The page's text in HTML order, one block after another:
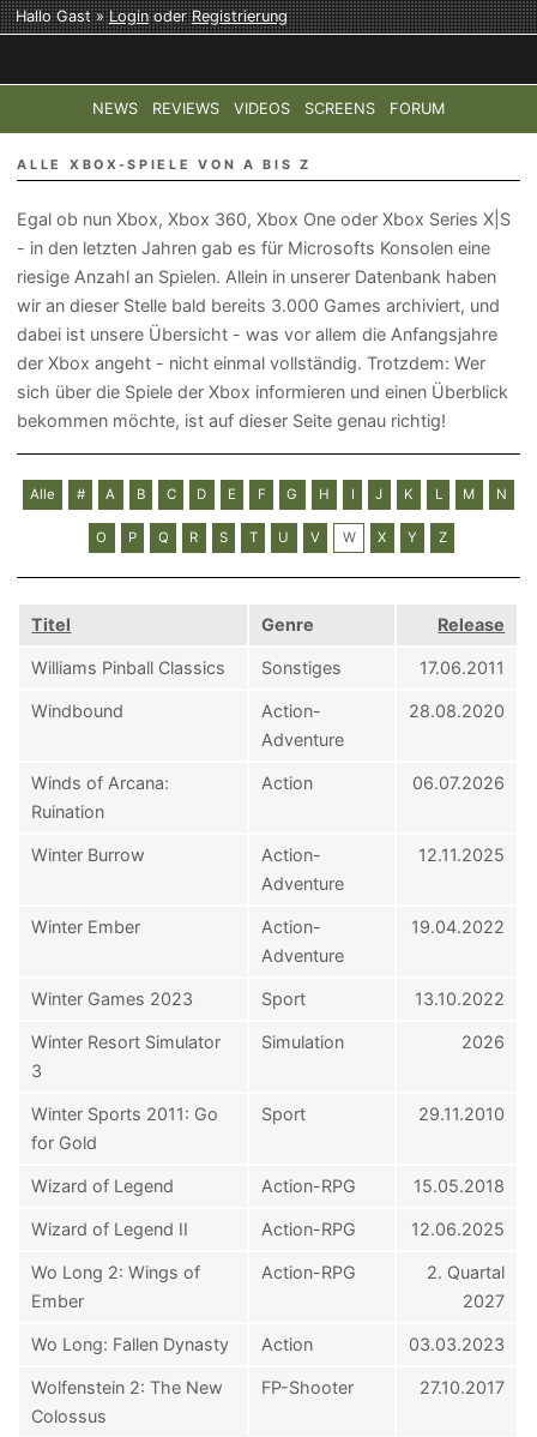
Hallo Gast »LoginoderRegistrierung
NEWS REVIEWS VIDEOS SCREENS FORUM
TOP-THEMEN: COD: MODERN WARFARE 4 HALO:
ALLE XBOX-SPIELE VON A BIS Z
Egal ob nun Xbox, Xbox 360, Xbox One oder Xbox Series X|S
- in den letzten Jahren gab es für Microsofts Konsolen eine
riesige Anzahl an Spielen. Allein in unserer Datenbank haben
wir an dieser Stelle bald bereits 3.000 Games archiviert, und
dabei ist unsere Übersicht - was vor allem die Anfangsjahre
der Xbox angeht - nicht einmal vollständig. Trotzdem: Wer
sich über die Spiele der Xbox informieren und einen Überblick
bekommen möchte, ist auf dieser Seite genau richtig!
Alle # A B C D E F G H I J K L M N
O P Q R S T U V W X Y Z
Titel Genre Release
Williams Pinball Classics Sonstiges 17.06.2011
Windbound
Action-
Adventure
28.08.2020
Winds of Arcana:
Ruination
Action 06.07.2026
Winter Burrow
Action-
Adventure
12.11.2025
Winter Ember
Action-
Adventure
19.04.2022
Winter Games 2023 Sport 13.10.2022
Winter Resort Simulator
3
Simulation 2026
Winter Sports 2011: Go
for Gold
Sport 29.11.2010
Wizard of Legend Action-RPG 15.05.2018
Wizard of Legend II Action-RPG 12.06.2025
Wo Long 2: Wings of
Ember
Action-RPG
2. Quartal
2027
Wo Long: Fallen Dynasty Action 03.03.2023
Wolfenstein 2: The New
Colossus
FP-Shooter 27.10.2017